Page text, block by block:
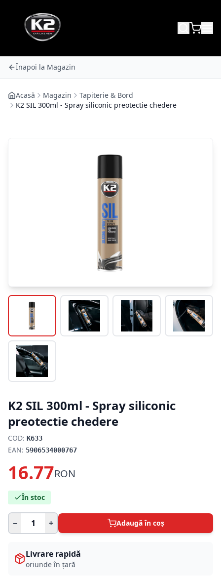
Înapoi la Magazin
Acasă Magazin
Tapiterie & Bord
K2 SIL 300ml - Spray siliconic preotectie chedere
K2 SIL 300ml - Spray siliconic
preotectie chedere
COD: K633
EAN: 5906534000767
16.77RON
În stoc
− + Adaugă în coș
Livrare rapidă
oriunde în țară